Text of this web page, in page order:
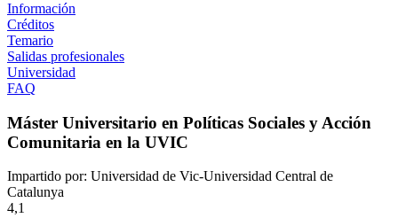
Información
Créditos
Temario
Salidas profesionales
Universidad
FAQ
Máster Universitario en Políticas Sociales y Acción
Comunitaria en la UVIC
Impartido por: Universidad de Vic-Universidad Central de
Catalunya
4,1